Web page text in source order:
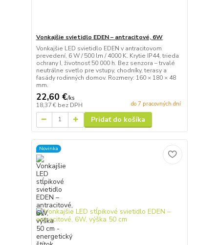
Vonkajšie svietidlo EDEN – antracitové, 6W
Vonkajšie LED svietidlo EDEN v antracitovom
prevedení, 6 W / 500 lm / 4000 K. Krytie IP44, trieda
ochrany I, životnosť 50 000 h. Bez senzora – trvalé
neutrálne svetlo pre vstupy, chodníky, terasy a
fasády rodinných domov. Rozmery: 160 × 180 × 48
mm.
22,60 €/ks
18,37 € bez DPH do 7 pracovných dní
Pridať do košíka
Novinka